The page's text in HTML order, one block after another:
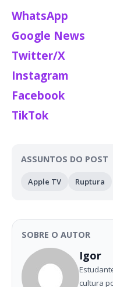
WhatsApp
Google News
Twitter/X
Instagram
Facebook
TikTok
ASSUNTOS DO POST
Apple TV Ruptura
SOBRE O AUTOR
Igor
cultura